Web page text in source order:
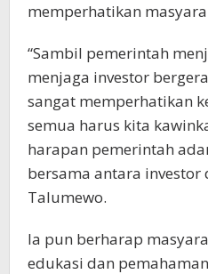
memperhatikan
“Sambil pemerintah
menjaga investor
sangat memperhatikan
semua harus kita
harapan pemerintah
bersama antara
Talumewo.
Ia pun berharap
edukasi dan